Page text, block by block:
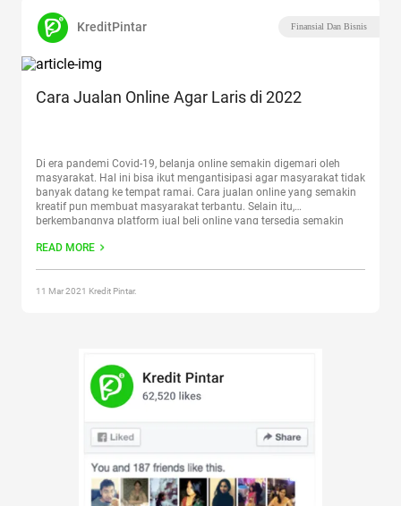
KreditPintar Finansial Dan Bisnis
Cara Jualan Online Agar Laris di 2022
Di era pandemi Covid-19, belanja online semakin digemari oleh
masyarakat. Hal ini bisa ikut mengantisipasi agar masyarakat tidak
banyak datang ke tempat ramai. Cara jualan online yang semakin
kreatif pun membuat masyarakat terbantu. Selain itu,
berkembangnya platform jual beli online yang tersedia semakin
beberapa platform juga mengadakan ragam
READ MORE
11 Mar 2021 Kredit Pintar.